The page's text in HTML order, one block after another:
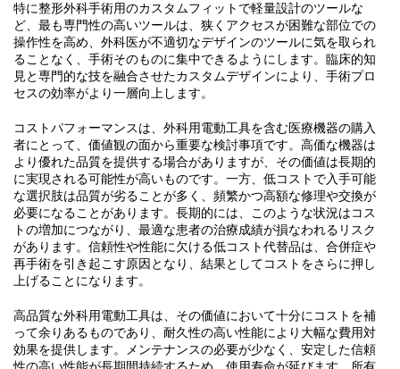
特に整形外科手術用のカスタムフィットで軽量設計のツールな
ど、最も専門性の高いツールは、狭くアクセスが困難な部位での
操作性を高め、外科医が不適切なデザインのツールに気を取られ
ることなく、手術そのものに集中できるようにします。臨床的知
見と専門的な技を融合させたカスタムデザインにより、手術プロ
セスの効率がより一層向上します。
コストパフォーマンスは、外科用電動工具を含む医療機器の購入
者にとって、価値観の面から重要な検討事項です。高価な機器は
より優れた品質を提供する場合がありますが、その価値は長期的
に実現される可能性が高いものです。一方、低コストで入手可能
な選択肢は品質が劣ることが多く、頻繁かつ高額な修理や交換が
必要になることがあります。長期的には、このような状況はコス
トの増加につながり、最適な患者の治療成績が損なわれるリスク
があります。信頼性や性能に欠ける低コスト代替品は、合併症や
再手術を引き起こす原因となり、結果としてコストをさらに押し
上げることになります。
高品質な外科用電動工具は、その価値において十分にコストを補
って余りあるものであり、耐久性の高い性能により大幅な費用対
効果を提供します。メンテナンスの必要が少なく、安定した信頼